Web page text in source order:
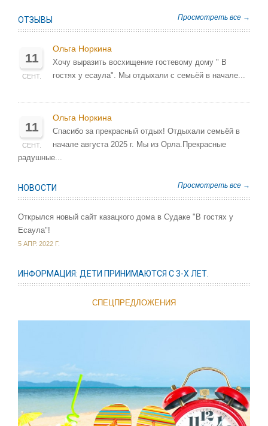
ОТЗЫВЫ Просмотреть все →
11
СЕНТ.
Ольга Норкина
Хочу выразить восхищение гостевому дому " В
гостях у есаула". Мы отдыхали с семьёй в начале...
11
СЕНТ.
Ольга Норкина
Спасибо за прекрасный отдых! Отдыхали семьёй в
начале августа 2025 г. Мы из Орла.Прекрасные
радушные...
НОВОСТИ Просмотреть все →
Открылся новый сайт казацкого дома в Судаке "В гостях у
Есаула"!
5 АПР. 2022 Г.
ИНФОРМАЦИЯ: ДЕТИ ПРИНИМАЮТСЯ С 3-Х ЛЕТ.
СПЕЦПРЕДЛОЖЕНИЯ